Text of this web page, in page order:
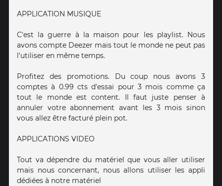
APPLICATION MUSIQUE
C'est la guerre à la maison pour les playlist. Nous
avons compte Deezer mais tout le monde ne peut pas
l'utiliser en même temps.
Profitez des promotions. Du coup nous avons 3
comptes à 0.99 cts d'essai pour 3 mois comme ça
tout le monde est content. Il faut juste penser à
annuler votre abonnement avant les 3 mois sinon
vous allez être facturé plein pot.
APPLICATIONS VIDEO
Tout va dépendre du matériel que vous aller utiliser
mais nous concernant, nous allons utiliser les appli
dédiées à notre matériel